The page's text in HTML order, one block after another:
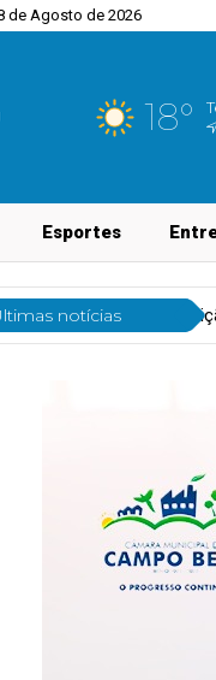
de Agosto de 2026
18°
Esportes
notícias
para apps regionais